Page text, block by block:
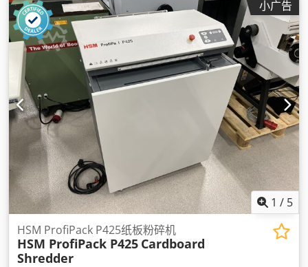
小广告
1 / 5
HSM ProfiPack P425纸板粉碎机
HSM ProfiPack P425 Cardboard
Shredder